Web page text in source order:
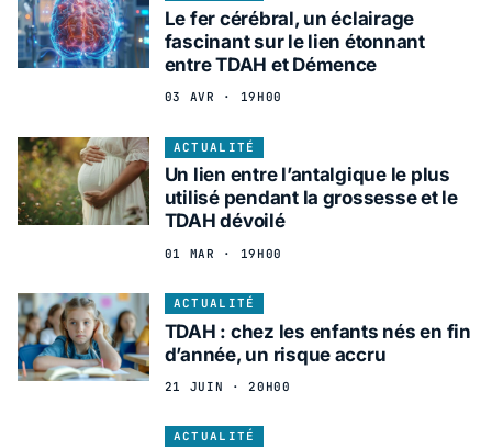
Le fer cérébral, un éclairage
fascinant sur le lien étonnant
entre TDAH et Démence
03 AVR · 19H00
ACTUALITÉ
Un lien entre l’antalgique le plus
utilisé pendant la grossesse et le
TDAH dévoilé
01 MAR · 19H00
ACTUALITÉ
TDAH : chez les enfants nés en fin
d’année, un risque accru
21 JUIN · 20H00
ACTUALITÉ